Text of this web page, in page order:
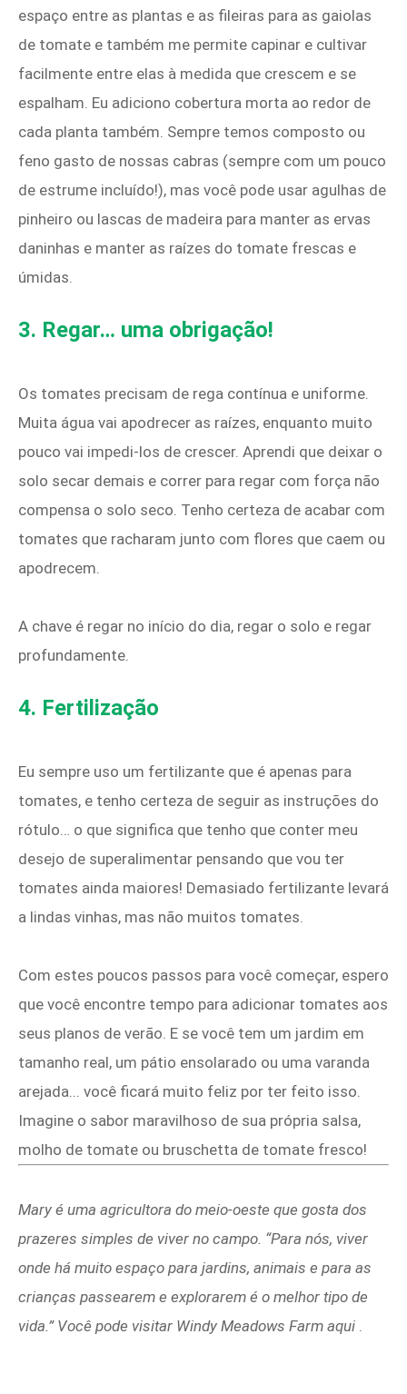
espaço entre as plantas e as fileiras para as gaiolas
de tomate e também me permite capinar e cultivar
facilmente entre elas à medida que crescem e se
espalham. Eu adiciono cobertura morta ao redor de
cada planta também. Sempre temos composto ou
feno gasto de nossas cabras (sempre com um pouco
de estrume incluído!), mas você pode usar agulhas de
pinheiro ou lascas de madeira para manter as ervas
daninhas e manter as raízes do tomate frescas e
úmidas.
3. Regar… uma obrigação!
Os tomates precisam de rega contínua e uniforme.
Muita água vai apodrecer as raízes, enquanto muito
pouco vai impedi-los de crescer. Aprendi que deixar o
solo secar demais e correr para regar com força não
compensa o solo seco. Tenho certeza de acabar com
tomates que racharam junto com flores que caem ou
apodrecem.
A chave é regar no início do dia, regar o solo e regar
profundamente.
4. Fertilização
Eu sempre uso um fertilizante que é apenas para
tomates, e tenho certeza de seguir as instruções do
rótulo… o que significa que tenho que conter meu
desejo de superalimentar pensando que vou ter
tomates ainda maiores! Demasiado fertilizante levará
a lindas vinhas, mas não muitos tomates.
Com estes poucos passos para você começar, espero
que você encontre tempo para adicionar tomates aos
seus planos de verão. E se você tem um jardim em
tamanho real, um pátio ensolarado ou uma varanda
arejada... você ficará muito feliz por ter feito isso.
Imagine o sabor maravilhoso de sua própria salsa,
molho de tomate ou bruschetta de tomate fresco!
Mary é uma agricultora do meio-oeste que gosta dos
prazeres simples de viver no campo. “Para nós, viver
onde há muito espaço para jardins, animais e para as
crianças passearem e explorarem é o melhor tipo de
vida.” Você pode visitar Windy Meadows Farm aqui .